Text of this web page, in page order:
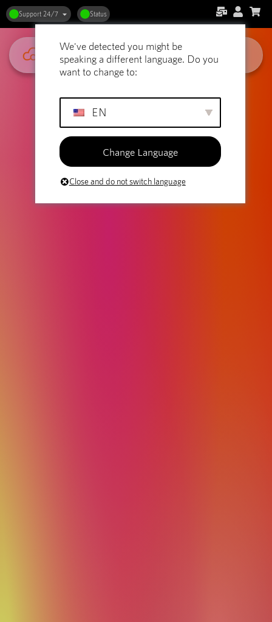
Support 24/7 Status
Så påverkar ditt val av webbhotell
We've detected you might be
speaking a different language. Do you
want to change to:
EN
Change Language
Close and do not switch language